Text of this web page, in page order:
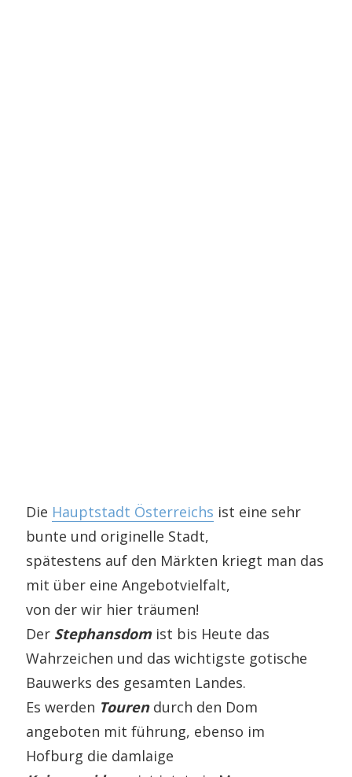
Die Hauptstadt Österreichs ist eine sehr
bunte und originelle Stadt,
spätestens auf den Märkten kriegt man das
mit über eine Angebotvielfalt,
von der wir hier träumen!
Der Stephansdom ist bis Heute das
Wahrzeichen und das wichtigste gotische
Bauwerks des gesamten Landes.
Es werden Touren durch den Dom
angeboten mit führung, ebenso im
Hofburg die damlaige